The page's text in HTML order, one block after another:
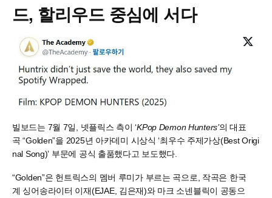
드, 할리우드 중심에 서다
빌보드는 7월 7일, 넷플릭스 측이 ‘KPop Demon Hunters’의 대표
곡 “Golden”을 2025년 아카데미 시상식 ‘최우수 주제가상(Best Origi
nal Song)’ 부문에 공식 출품했다고 보도했다.
“Golden”은 헌트릭스의 멤버 루미가 부르는 곡으로, 작곡은 한국
계 싱어송라이터 이재(EJAE, 김은재)와 마크 소넨블릭이 공동으